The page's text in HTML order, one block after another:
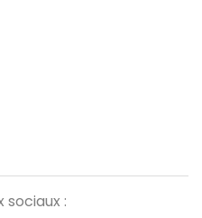
sociaux :